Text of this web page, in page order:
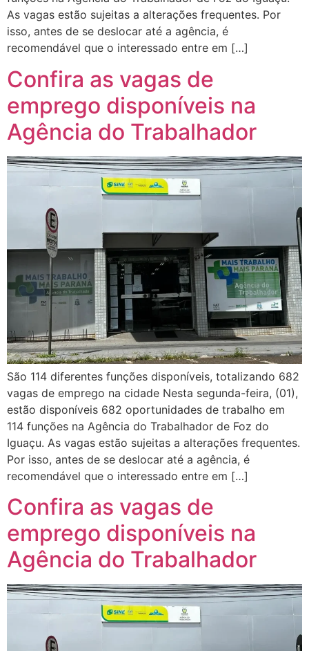
As vagas estão sujeitas a alterações frequentes. Por
isso, antes de se deslocar até a agência, é
recomendável que o interessado entre em […]
Confira as vagas de
emprego disponíveis na
Agência do Trabalhador
São 114 diferentes funções disponíveis, totalizando 682
vagas de emprego na cidade Nesta segunda-feira, (01),
estão disponíveis 682 oportunidades de trabalho em
114 funções na Agência do Trabalhador de Foz do
Iguaçu. As vagas estão sujeitas a alterações frequentes.
Por isso, antes de se deslocar até a agência, é
recomendável que o interessado entre em […]
Confira as vagas de
emprego disponíveis na
Agência do Trabalhador